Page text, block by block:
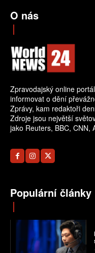
O nás
Zpravodajský online
informovat o dění
Zprávy, kam redaktoři
Zdroje jsou největší
jako Reuters, BBC, CNN,
Populární články